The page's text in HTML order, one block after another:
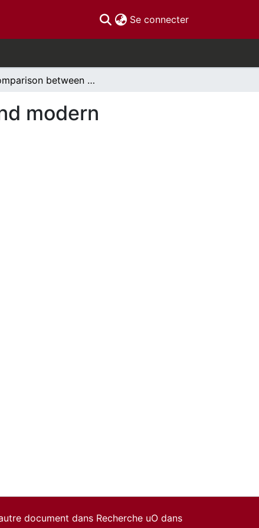
Se connecter(current)
A comparison between sixth-century literature and modern scientific research on the Justinianic Plague
modern
document dans Recherche uO dans